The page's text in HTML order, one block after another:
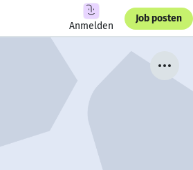
Anmelden
Job posten